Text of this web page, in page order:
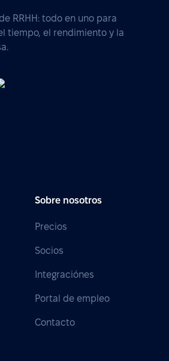
RRHH: todo en uno para
tiempo, el rendimiento y la
Sobre nosotros
Precios
Socios
Integraciónes
Portal de empleo
Contacto